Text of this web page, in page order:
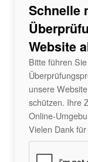
Schnelle
Website
Bitte führen
unsere
schützen. Ihre
Online-
Vielen Dank